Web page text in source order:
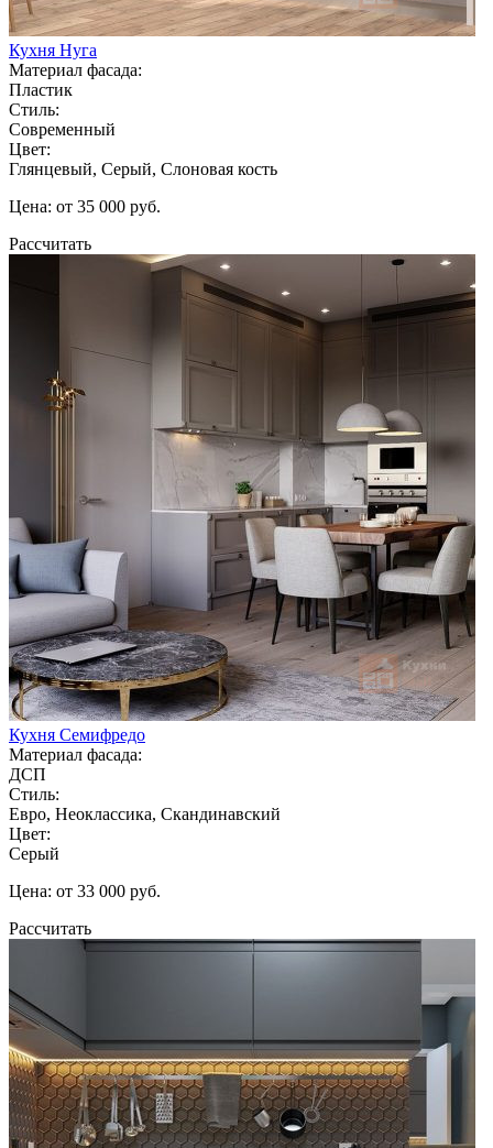
Кухня Нуга
Материал фасада:
Пластик
Стиль:
Современный
Цвет:
Глянцевый, Серый, Слоновая кость
Цена: от 35 000 руб.
Рассчитать
Кухня Семифредо
Материал фасада:
ДСП
Стиль:
Евро, Неоклассика, Скандинавский
Цвет:
Серый
Цена: от 33 000 руб.
Рассчитать